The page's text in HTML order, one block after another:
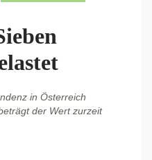
in Österreich
der Wert zurzeit